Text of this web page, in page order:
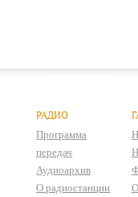
РАДИО
Программа
передач
Аудиоархив
О радиостанции